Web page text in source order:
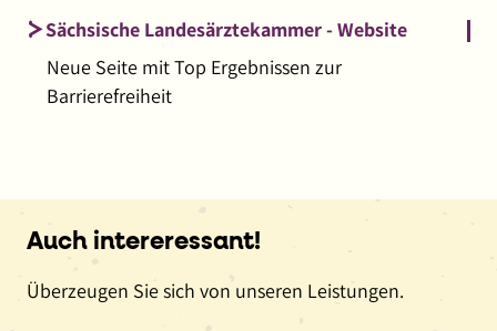
Sächsische Landesärztekammer - Website
Neue Seite mit Top Ergebnissen zur
Barrierefreiheit
Auch intereressant!
Überzeugen Sie sich von unseren Leistungen.